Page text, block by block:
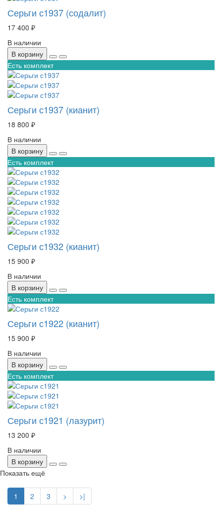
Серьги с1937 (содалит)
17 400 ₽
В наличии
В корзину
Есть комплект
Серьги с1937 (кианит)
18 800 ₽
В наличии
В корзину
Есть комплект
Серьги с1932 (кианит)
15 900 ₽
В наличии
В корзину
Есть комплект
Серьги с1922 (кианит)
15 900 ₽
В наличии
В корзину
Есть комплект
Серьги с1921 (лазурит)
13 200 ₽
В наличии
В корзину
Показать ещё
1 2 3 > >|